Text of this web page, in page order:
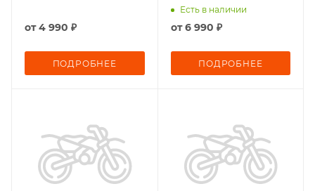
от4 990 ₽
ПОДРОБНЕЕ
Есть в наличии
от6 990 ₽
ПОДРОБНЕЕ